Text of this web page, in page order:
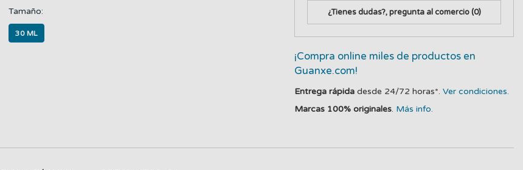
Tamaño:
30 ML
¿Tienes dudas?, pregunta al comercio(0)
¡Compra online miles de productos en
Guanxe.com!
Entrega rápida desde 24/72 horas*.Ver condiciones.
Marcas 100% originales. Más info.